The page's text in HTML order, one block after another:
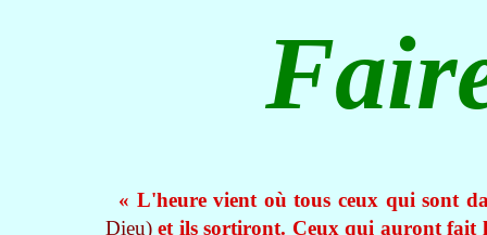
« L'heure vient où tous ceux qui sont
Dieu)et ils sortiront. Ceux qui auront fait